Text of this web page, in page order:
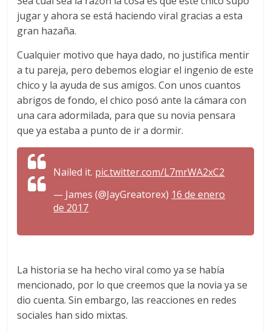
jugar y ahora se está haciendo viral gracias a esta
gran hazaña.
Cualquier motivo que haya dado, no justifica mentir
a tu pareja, pero debemos elogiar el ingenio de este
chico y la ayuda de sus amigos. Con unos cuantos
abrigos de fondo, el chico posó ante la cámara con
una cara adormilada, para que su novia pensara
que ya estaba a punto de ir a dormir.
Nailed it. pic.twitter.com/L7mrWA2xC2
— James (@JayGreatorex) 16 de enero
de 2017
La historia se ha hecho viral como ya se había
mencionado, por lo que creemos que la novia ya se
dio cuenta. Sin embargo, las reacciones en redes
sociales han sido mixtas.